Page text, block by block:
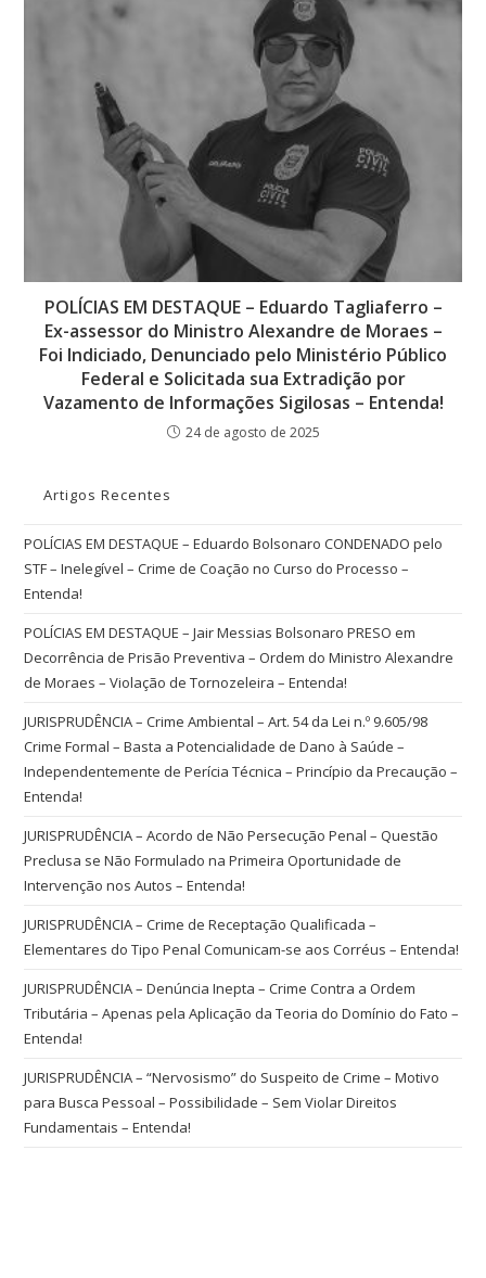
POLÍCIAS EM DESTAQUE – Eduardo Tagliaferro –
Ex-assessor do Ministro Alexandre de Moraes –
Foi Indiciado, Denunciado pelo Ministério Público
Federal e Solicitada sua Extradição por
Vazamento de Informações Sigilosas – Entenda!
24 de agosto de 2025
Artigos Recentes
POLÍCIAS EM DESTAQUE – Eduardo Bolsonaro CONDENADO pelo
STF – Inelegível – Crime de Coação no Curso do Processo –
Entenda!
POLÍCIAS EM DESTAQUE – Jair Messias Bolsonaro PRESO em
Decorrência de Prisão Preventiva – Ordem do Ministro Alexandre
de Moraes – Violação de Tornozeleira – Entenda!
JURISPRUDÊNCIA – Crime Ambiental – Art. 54 da Lei n.º 9.605/98
Crime Formal – Basta a Potencialidade de Dano à Saúde –
Independentemente de Perícia Técnica – Princípio da Precaução –
Entenda!
JURISPRUDÊNCIA – Acordo de Não Persecução Penal – Questão
Preclusa se Não Formulado na Primeira Oportunidade de
Intervenção nos Autos – Entenda!
JURISPRUDÊNCIA – Crime de Receptação Qualificada –
Elementares do Tipo Penal Comunicam-se aos Corréus – Entenda!
JURISPRUDÊNCIA – Denúncia Inepta – Crime Contra a Ordem
Tributária – Apenas pela Aplicação da Teoria do Domínio do Fato –
Entenda!
JURISPRUDÊNCIA – “Nervosismo” do Suspeito de Crime – Motivo
para Busca Pessoal – Possibilidade – Sem Violar Direitos
Fundamentais – Entenda!